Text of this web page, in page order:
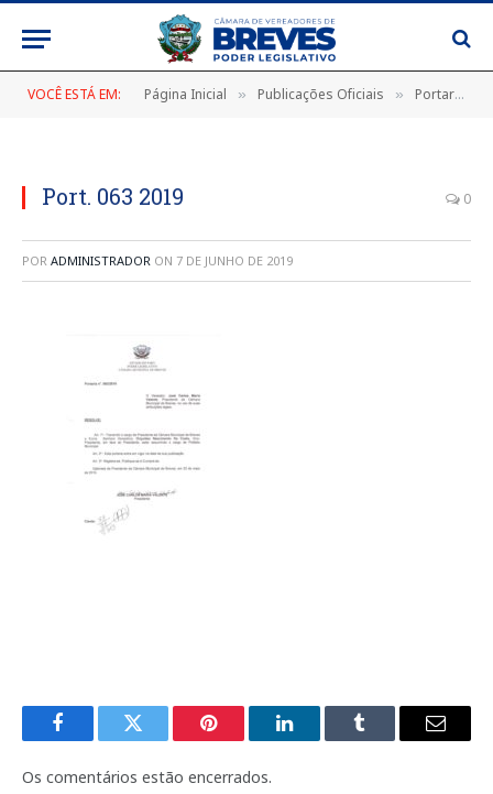
VOCÊ ESTÁ EM: Página Inicial » Publicações Oficiais » Portarias
Port. 063 2019 0
POR ADMINISTRADOR ON 7 DE JUNHO DE 2019
FacebookTwitter Pinterest LinkedInTumblr
E-
Os comentários estão encerrados.